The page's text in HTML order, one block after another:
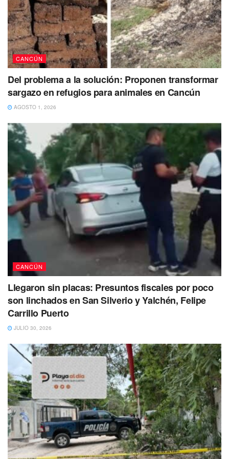
CANCÚN
Del problema a la solución: Proponen transformar
sargazo en refugios para animales en Cancún
AGOSTO 1, 2026
CANCÚN
Llegaron sin placas: Presuntos fiscales por poco
son linchados en San Silverio y Yalchén, Felipe
Carrillo Puerto
JULIO 30, 2026